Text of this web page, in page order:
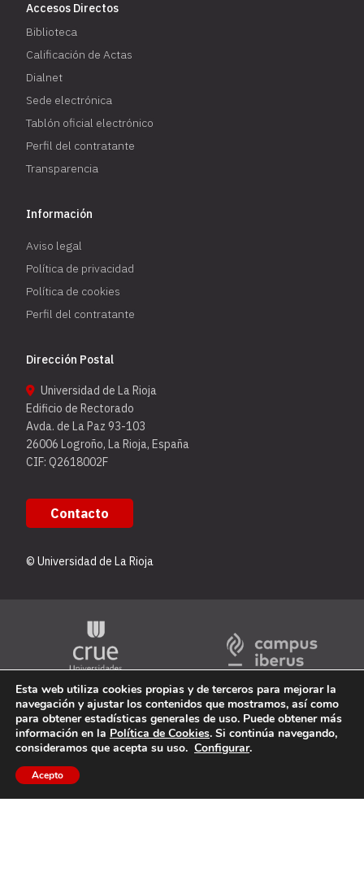
Accesos Directos
Biblioteca
Calificación de Actas
Dialnet
Sede electrónica
Tablón oficial electrónico
Perfil del contratante
Transparencia
Información
Aviso legal
Política de privacidad
Política de cookies
Perfil del contratante
Dirección Postal
Universidad de La Rioja
Edificio de Rectorado
Avda. de La Paz 93-103
26006 Logroño, La Rioja, España
CIF: Q2618002F
Contacto
© Universidad de La Rioja
Esta web utiliza cookies propias y de terceros para mejorar la
navegación y ajustar los contenidos que mostramos, así como
para obtener estadísticas generales de uso. Puede obtener más
información en la Política de Cookies. Si continúa navegando,
consideramos que acepta su uso. Configurar.
Acepto